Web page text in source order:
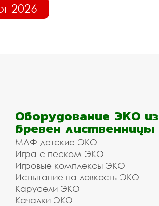
2026
Оборудование ЭКО из
бревен лиственницы
МАФ детские ЭКО
Игра с песком ЭКО
Игровые комплексы ЭКО
Испытание на ловкость ЭКО
Карусели ЭКО
Качалки ЭКО